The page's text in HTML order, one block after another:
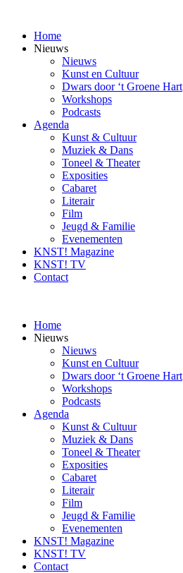
inhoudHome
Nieuws
Nieuws
Kunst en Cultuur
Dwars door ‘t Groene Hart
Workshops
Podcasts
Agenda
Kunst & Cultuur
Muziek & Dans
Toneel & Theater
Exposities
Cabaret
Literair
Film
Jeugd & Familie
Evenementen
KNST! Magazine
KNST! TV
Contact
Home
Nieuws
Nieuws
Kunst en Cultuur
Dwars door ‘t Groene Hart
Workshops
Podcasts
Agenda
Kunst & Cultuur
Muziek & Dans
Toneel & Theater
Exposities
Cabaret
Literair
Film
Jeugd & Familie
Evenementen
KNST! Magazine
KNST! TV
Contact